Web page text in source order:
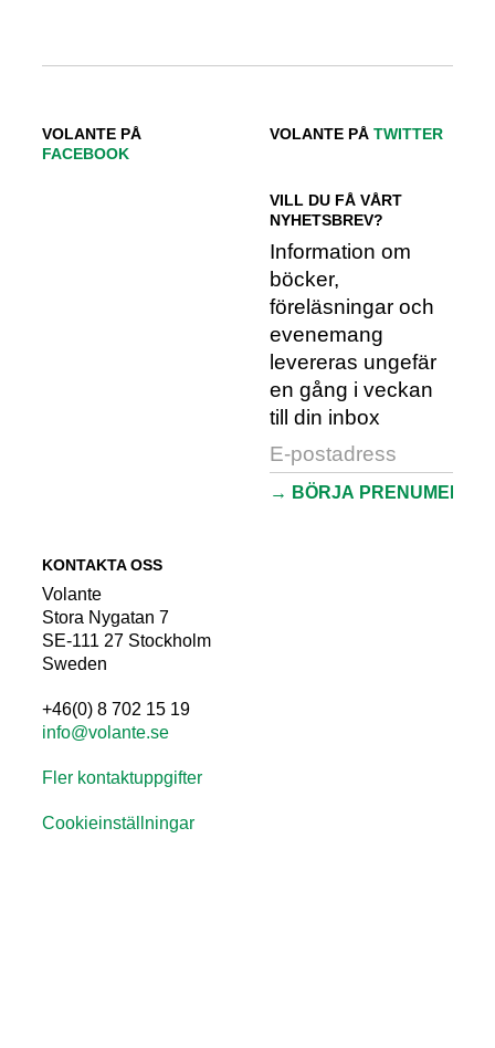
VOLANTE PÅ
FACEBOOK
VOLANTE PÅ TWITTER
VILL DU FÅ VÅRT
NYHETSBREV?
Information om
böcker,
föreläsningar och
evenemang
levereras ungefär
en gång i veckan
till din inbox
KONTAKTA OSS
Volante
Stora Nygatan 7
SE-111 27 Stockholm
Sweden
+46(0) 8 702 15 19
info@volante.se
Fler kontaktuppgifter
Cookieinställningar